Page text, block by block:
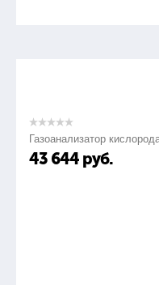
Газоанализатор
43 644 руб.